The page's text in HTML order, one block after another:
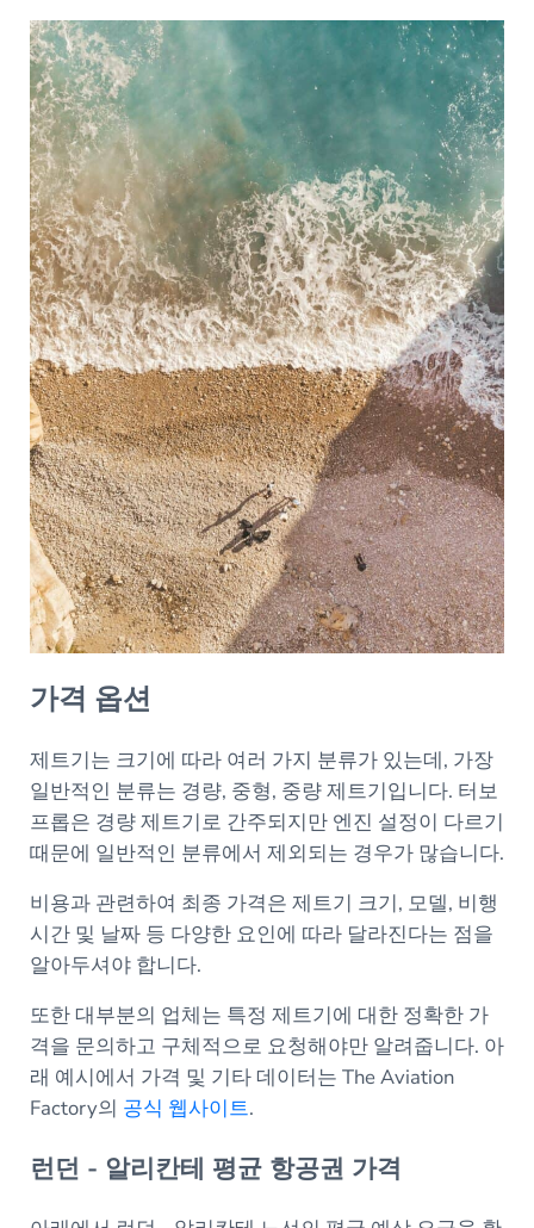
가격 옵션
제트기는 크기에 따라 여러 가지 분류가 있는데, 가장
일반적인 분류는 경량, 중형, 중량 제트기입니다. 터보
프롭은 경량 제트기로 간주되지만 엔진 설정이 다르기
때문에 일반적인 분류에서 제외되는 경우가 많습니다.
비용과 관련하여 최종 가격은 제트기 크기, 모델, 비행
시간 및 날짜 등 다양한 요인에 따라 달라진다는 점을
알아두셔야 합니다.
또한 대부분의 업체는 특정 제트기에 대한 정확한 가
격을 문의하고 구체적으로 요청해야만 알려줍니다. 아
래 예시에서 가격 및 기타 데이터는 The Aviation
Factory의 공식 웹사이트.
런던 - 알리칸테 평균 항공권 가격